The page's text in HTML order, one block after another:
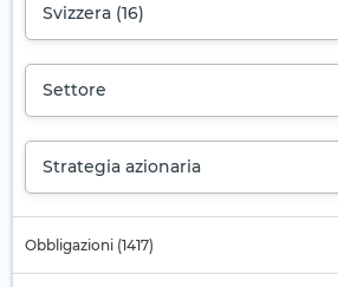
Svizzera (16)
Settore
Strategia azionaria
Obbligazioni (1417)